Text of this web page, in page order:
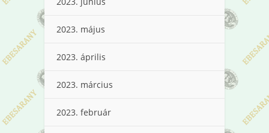
2023. május
2023. április
2023. március
2023. február